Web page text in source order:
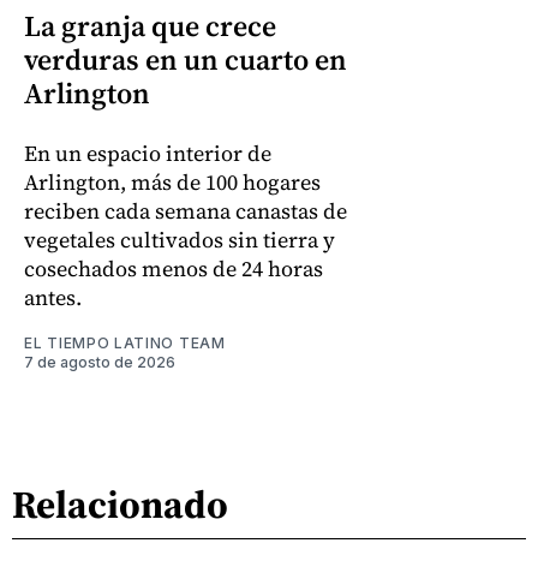
La granja que crece
verduras en un cuarto en
Arlington
En un espacio interior de
Arlington, más de 100 hogares
reciben cada semana canastas de
vegetales cultivados sin tierra y
cosechados menos de 24 horas
antes.
EL TIEMPO LATINO TEAM
7 de agosto de 2026
Relacionado